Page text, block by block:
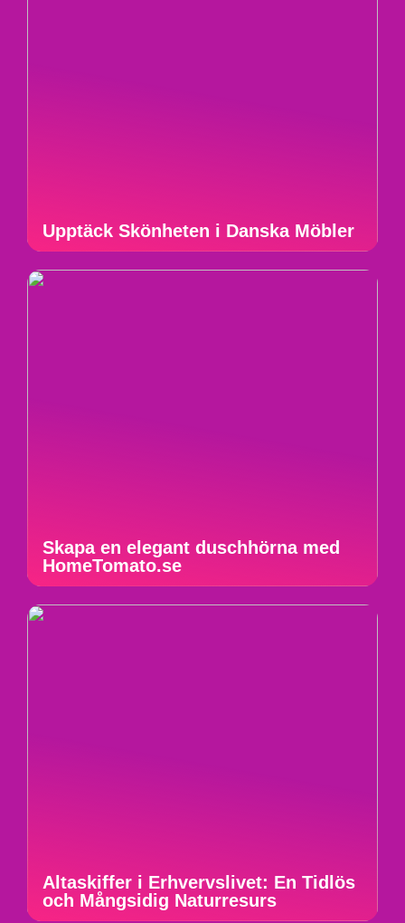
Upptäck Skönheten i Danska Möbler
Skapa en elegant duschhörna med
HomeTomato.se
Altaskiffer i Erhvervslivet: En Tidlös
och Mångsidig Naturresurs